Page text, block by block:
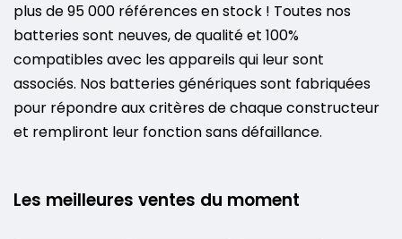
plus de 95 000 références en stock ! Toutes nos
batteries sont neuves, de qualité et 100%
compatibles avec les appareils qui leur sont
associés. Nos batteries génériques sont fabriquées
pour répondre aux critères de chaque constructeur
et rempliront leur fonction sans défaillance.
Les meilleures ventes du moment